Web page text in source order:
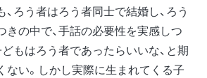
ろう者はろう者同士で結婚し、ろう
の中で、手話の必要性を実感しつ
もはろう者であったらいいな、と期
ない。しかし実際に生まれてくる子